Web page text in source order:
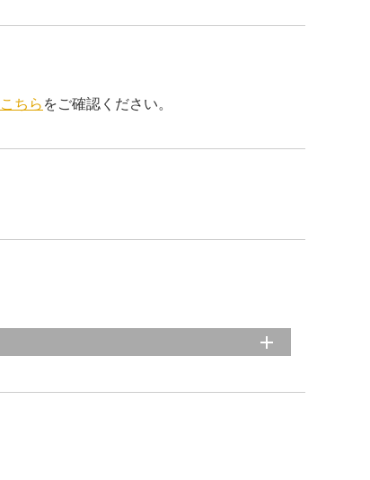
こちらをご確認ください。